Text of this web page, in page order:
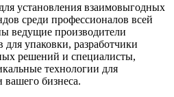
установления взаимовыгодных
среди профессионалов всей
ведущие производители
упаковки, разработчики
решений и специалисты,
технологии для
бизнеса.